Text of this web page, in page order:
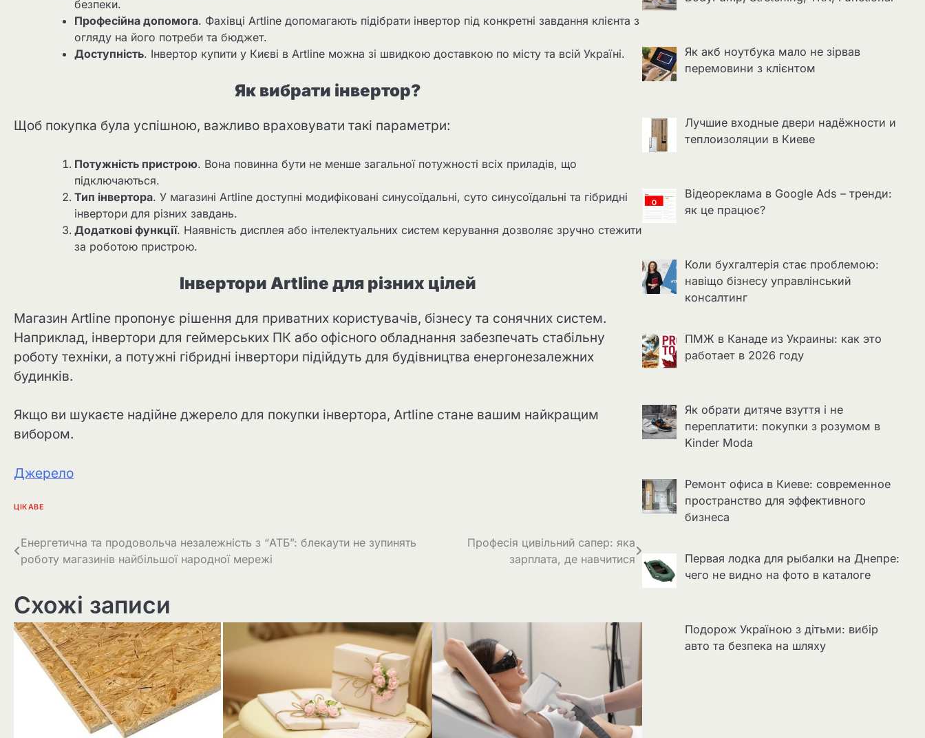
безпеки.
Професійна допомога. Фахівці Artline допомагають підібрати інвертор під конкретні завдання клієнта з
огляду на його потреби та бюджет.
Доступність. Інвертор купити у Києві в Artline можна зі швидкою доставкою по місту та всій Україні.
Як вибрати інвертор?
Щоб покупка була успішною, важливо враховувати такі параметри:
Потужність пристрою. Вона повинна бути не менше загальної потужності всіх приладів, що
підключаються.
Тип інвертора. У магазині Artline доступні модифіковані синусоїдальні, суто синусоїдальні та гібридні
інвертори для різних завдань.
Додаткові функції. Наявність дисплея або інтелектуальних систем керування дозволяє зручно стежити
за роботою пристрою.
Інвертори Artline для різних цілей
Магазин Artline пропонує рішення для приватних користувачів, бізнесу та сонячних систем.
Наприклад, інвертори для геймерських ПК або офісного обладнання забезпечать стабільну
роботу техніки, а потужні гібридні інвертори підійдуть для будівництва енергонезалежних
будинків.
Якщо ви шукаєте надійне джерело для покупки інвертора, Artline стане вашим найкращим
вибором.
Джерело
ЦІКАВЕ
Навігація
записів
Енергетична та продовольча незалежність з “АТБ”: блекаути не зупинять
роботу магазинів найбільшої народної мережі
Професія цивільний сапер: яка
зарплата, де навчитися
Схожі записи
Як акб ноутбука мало не зірвав
перемовини з клієнтом
Лучшие входные двери надёжности и
теплоизоляции в Киеве
Відеореклама в Google Ads – тренди:
як це працює?
Коли бухгалтерія стає проблемою:
навіщо бізнесу управлінський
консалтинг
ПМЖ в Канаде из Украины: как это
работает в 2026 году
Як обрати дитяче взуття і не
переплатити: покупки з розумом в
Kinder Moda
Ремонт офиса в Киеве: современное
пространство для эффективного
бизнеса
Первая лодка для рыбалки на Днепре:
чего не видно на фото в каталоге
Подорож Україною з дітьми: вибір
авто та безпека на шляху